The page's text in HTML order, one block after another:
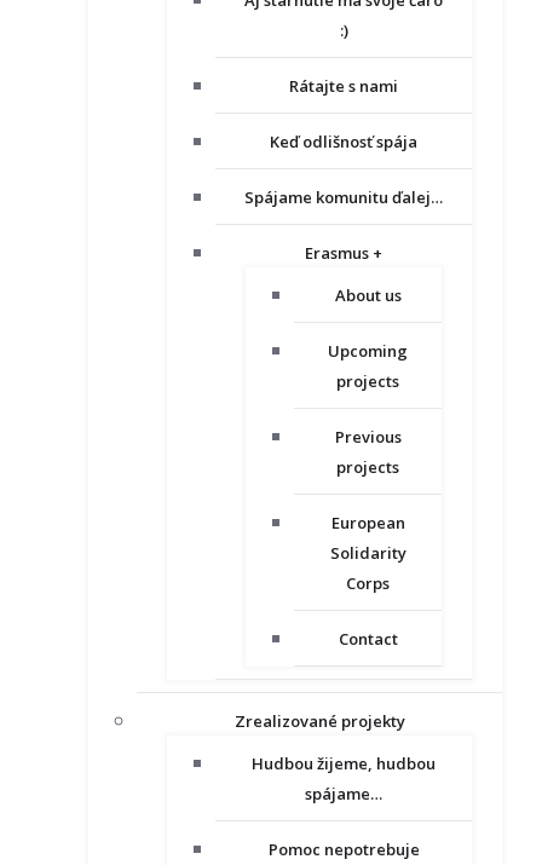
:)
Rátajte s nami
Keď odlišnosť spája
Spájame komunitu ďalej…
Erasmus +
About us
Upcoming
projects
Previous
projects
European
Solidarity
Corps
Contact
Zrealizované projekty
Hudbou žijeme, hudbou
spájame…
Pomoc nepotrebuje